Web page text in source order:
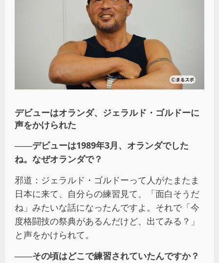
デビューはオランダ、ジェラルド・ゴルドーに
声をかけられた
――デビューは1989年3月、オランダでした
ね。なぜオランダで？
邪道：ジェラルド・ゴルドーって人がたまたま
日本に来て、自分らの練習見て、「面白そうだ
ね」みたいな話になったんですよ。それで「今
度格闘技の祭典があるんだけど、出てみる？」
と声をかけられて。
――その頃はどこで練習されていたんですか？